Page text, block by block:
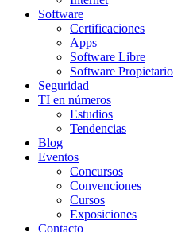
Software
Certificaciones
Apps
Software Libre
Software Propietario
Seguridad
TI en números
Estudios
Tendencias
Blog
Eventos
Concursos
Convenciones
Cursos
Exposiciones
Contacto